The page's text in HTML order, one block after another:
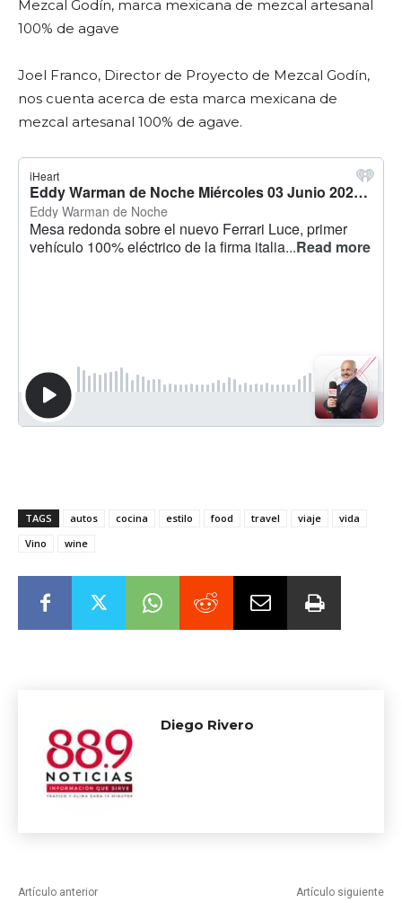
Mezcal Godín, marca mexicana de mezcal artesanal
100% de agave
Joel Franco, Director de Proyecto de Mezcal Godín,
nos cuenta acerca de esta marca mexicana de
mezcal artesanal 100% de agave.
TAGS autos cocina estilo food travel viaje
vida
Vino
wine
Diego Rivero
Artículo anterior Artículo siguiente